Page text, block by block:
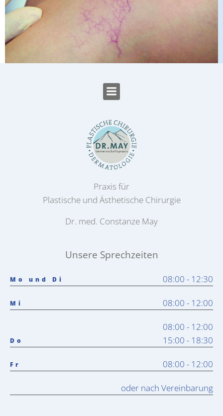
Praxis für
Plastische und Ästhetische Chirurgie
Dr. med. Constanze May
Unsere Sprechzeiten
Mo und Di 08:00 - 12:30
Mi 08:00 - 12:00
Do
08:00 - 12:00
15:00 - 18:30
Fr 08:00 - 12:00
oder nach Vereinbarung